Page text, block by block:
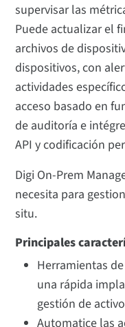
supervisar las
Puede actualizar el
archivos de
dispositivos, con
actividades
acceso basado en
de auditoría e
API y codificación
Digi On-Prem
necesita para
situ.
Principales
Herramientas
una rápida
gestión de
Automatice las